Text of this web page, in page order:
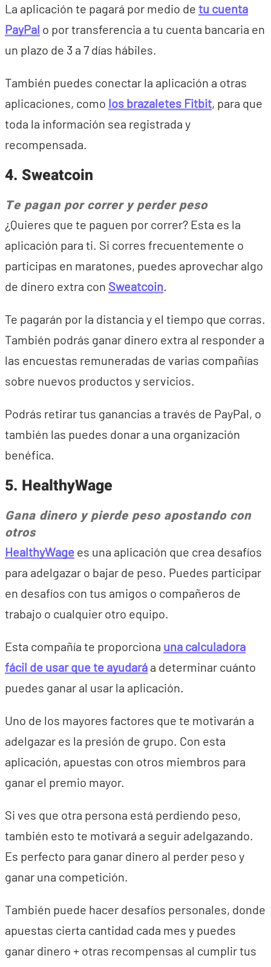
La aplicación te pagará por medio de tu cuenta
PayPal o por transferencia a tu cuenta bancaria en
un plazo de 3 a 7 días hábiles.
También puedes conectar la aplicación a otras
aplicaciones, como los brazaletes Fitbit, para que
toda la información sea registrada y
recompensada.
4. Sweatcoin
Te pagan por correr y perder peso
¿Quieres que te paguen por correr? Esta es la
aplicación para ti. Si corres frecuentemente o
participas en maratones, puedes aprovechar algo
de dinero extra con Sweatcoin
Te pagarán por la distancia y el tiempo que corras.
También podrás ganar dinero extra al responder a
las encuestas remuneradas de varias compañías
sobre nuevos productos y servicios.
Podrás retirar tus ganancias a través de PayPal, o
también las puedes donar a una organización
benéfica.
5. HealthyWage
Gana dinero y pierde peso apostando con
otros
HealthyWage es una aplicación que crea desafíos
para adelgazar o bajar de peso. Puedes participar
en desafíos con tus amigos o compañeros de
trabajo o cualquier otro equipo.
Esta compañía te proporciona una calculadora
fácil de usar que te ayudará a determinar cuánto
puedes ganar al usar la aplicación.
Uno de los mayores factores que te motivarán a
adelgazar es la presión de grupo. Con esta
aplicación, apuestas con otros miembros para
ganar el premio mayor.
Si ves que otra persona está perdiendo peso,
también esto te motivará a seguir adelgazando.
Es perfecto para ganar dinero al perder peso y
ganar una competición.
También puede hacer desafíos personales, donde
apuestas cierta cantidad cada mes y puedes
ganar dinero + otras recompensas al cumplir tus